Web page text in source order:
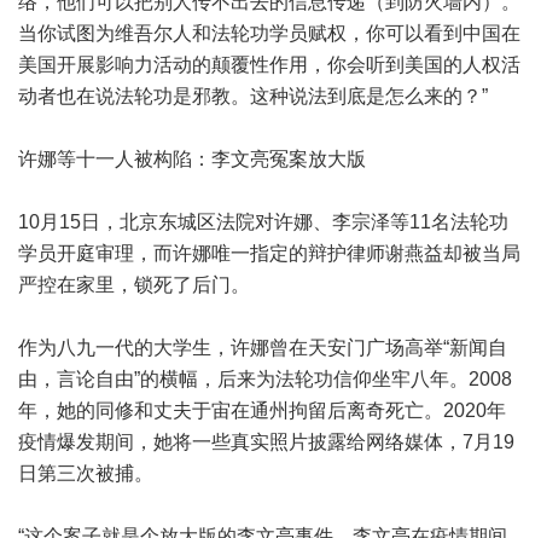
当你试图为维吾尔人和法轮功学员赋权，你可以看到中国在
美国开展影响力活动的颠覆性作用，你会听到美国的人权活
动者也在说法轮功是邪教。这种说法到底是怎么来的？”
许娜等十一人被构陷：李文亮冤案放大版
10月15日，北京东城区法院对许娜、李宗泽等11名法轮功
学员开庭审理，而许娜唯一指定的辩护律师谢燕益却被当局
严控在家里，锁死了后门。
作为八九一代的大学生，许娜曾在天安门广场高举“新闻自
由，言论自由”的横幅，后来为法轮功信仰坐牢八年。2008
年，她的同修和丈夫于宙在通州拘留后离奇死亡。2020年
疫情爆发期间，她将一些真实照片披露给网络媒体，7月19
日第三次被捕。